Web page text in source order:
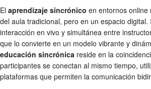
El aprendizaje sincrónico en entornos online
del aula tradicional, pero en un espacio digital.
interacción en vivo y simultánea entre
que lo convierte en un modelo vibrante y
educación sincrónica reside en la
participantes se conectan al mismo tiempo,
plataformas que permiten la comunicación